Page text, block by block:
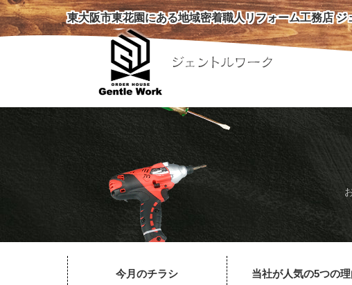
東大阪市東花園にある地域密着職人リフォーム工務店 ジ
今月のチラシ 当社が人気の5つの理